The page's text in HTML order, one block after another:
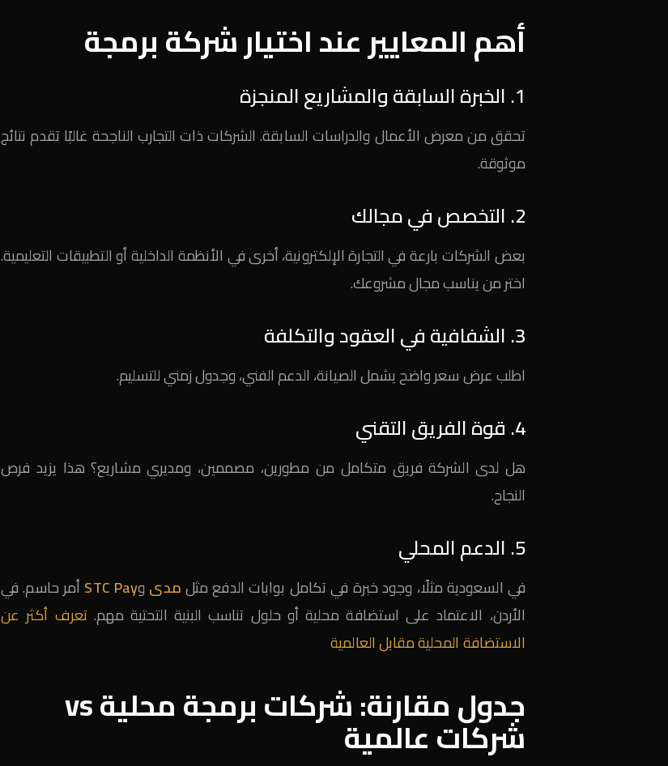
أهم المعايير عند اختيار شركة برمجة
1. الخبرة السابقة والمشاريع المنجزة
تحقق من معرض الأعمال والدراسات السابقة. الشركات ذات التجارب الناجحة غالبًا تقدم نتائج
موثوقة.
2. التخصص في مجالك
بعض الشركات بارعة في التجارة الإلكترونية، أخرى في الأنظمة الداخلية أو التطبيقات التعليمية.
اختر من يناسب مجال مشروعك.
3. الشفافية في العقود والتكلفة
اطلب عرض سعر واضح يشمل الصيانة، الدعم الفني، وجدول زمني للتسليم.
4. قوة الفريق التقني
هل لدى الشركة فريق متكامل من مطورين، مصممين، ومديري مشاريع؟ هذا يزيد فرص
النجاح.
5. الدعم المحلي
في السعودية مثلًا، وجود خبرة في تكامل بوابات الدفع مثلمدى وSTC Payأمر حاسم. في
الأردن، الاعتماد على استضافة محلية أو حلول تناسب البنية التحتية مهم. تعرف أكثر عن
الاستضافة المحلية مقابل العالمية
جدول مقارنة: شركات برمجة محلية vs
شركات عالمية